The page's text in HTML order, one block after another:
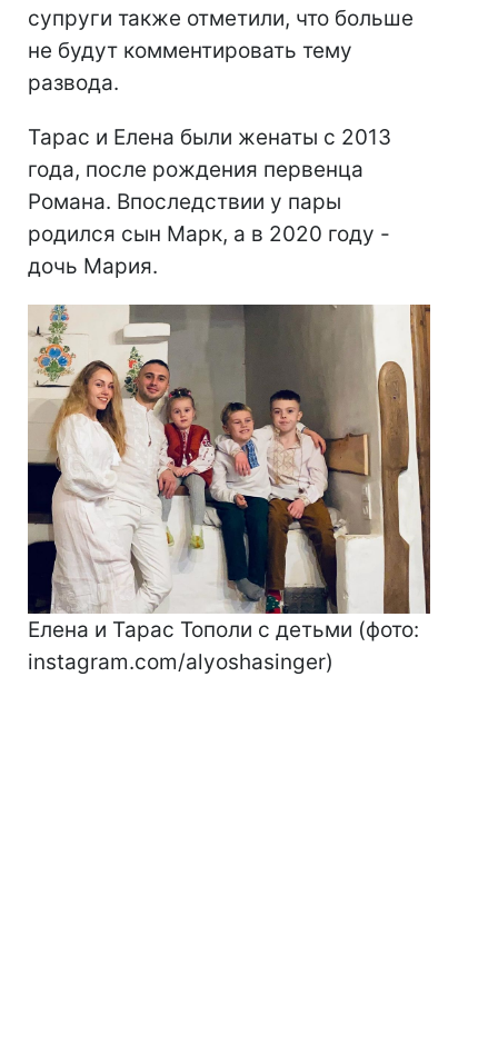
супруги также отметили, что больше
не будут комментировать тему
развода.
Тарас и Елена были женаты с 2013
года, после рождения первенца
Романа. Впоследствии у пары
родился сын Марк, а в 2020 году -
дочь Мария.
Елена и Тарас Тополи с детьми (фото:
instagram.com/alyoshasinger)